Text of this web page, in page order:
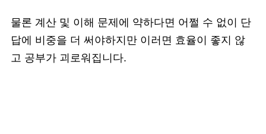
물론 계산 및 이해 문제에 약하다면 어쩔 수 없이 단
답에 비중을 더 써야하지만 이러면 효율이 좋지 않
고 공부가 괴로워집니다.